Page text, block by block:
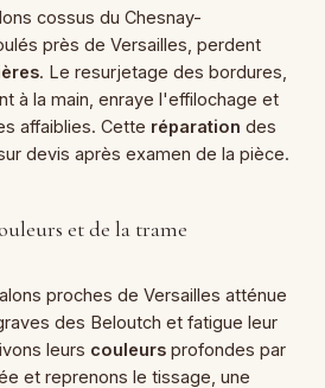
cossus du Chesnay-
près de Versailles, perdent
. Le resurjetage des bordures,
à la main, enraye l'effilochage et
affaiblies. Cette réparation des
devis après examen de la pièce.
et de la trame
proches de Versailles atténue
des Beloutch et fatigue leur
leurs couleurs profondes par
et reprenons le tissage, une